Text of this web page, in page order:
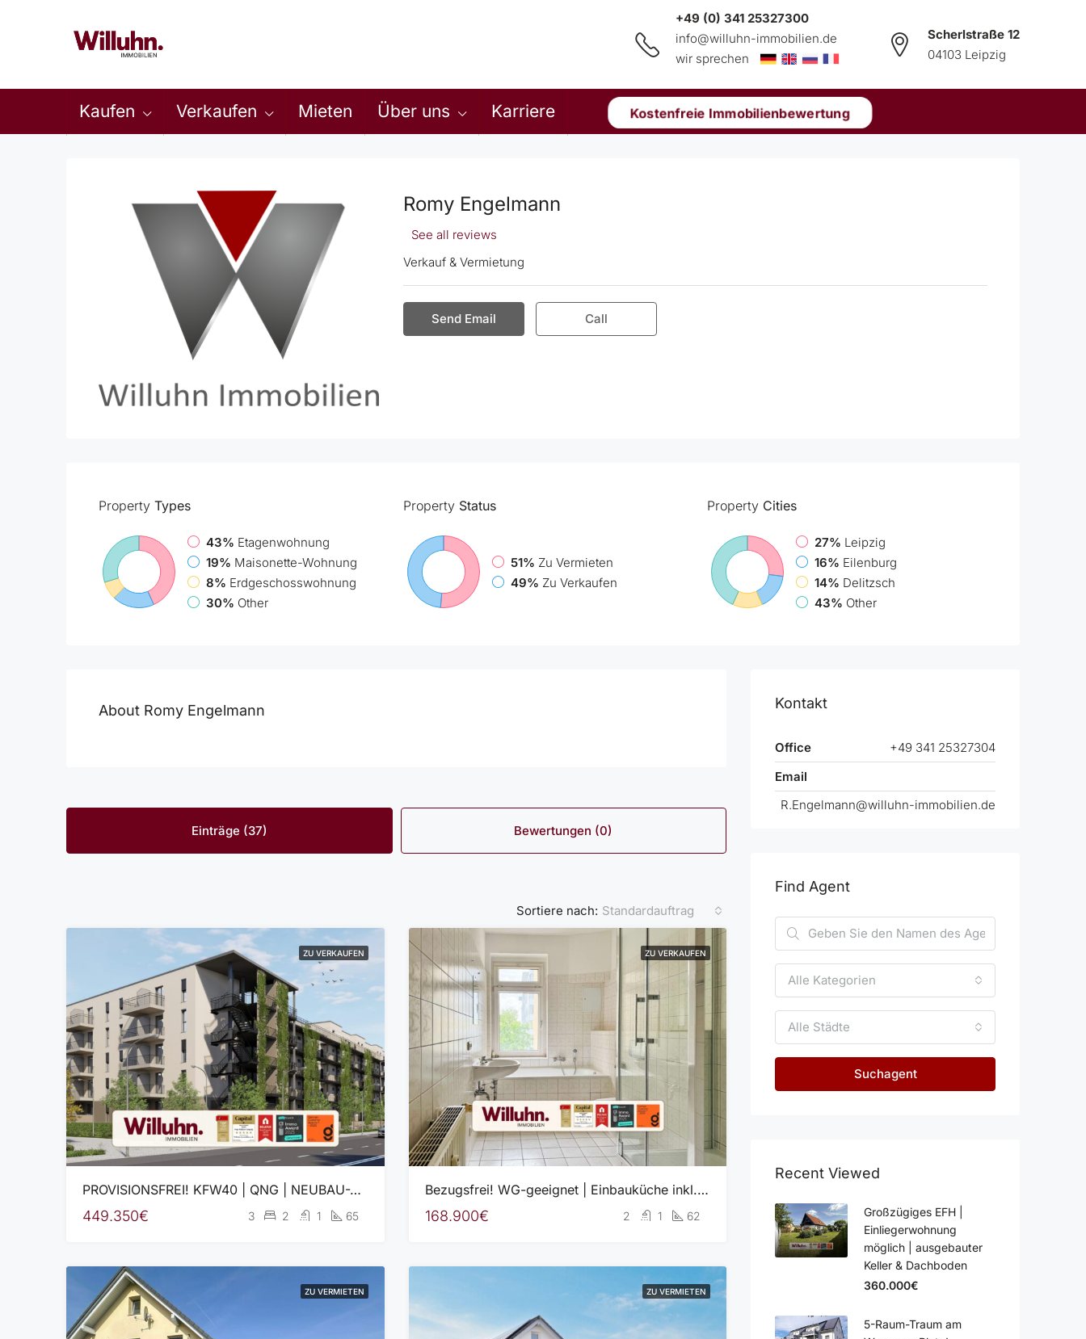
+49 (0) 341 25327300
info@willuhn-immobilien.de
wir sprechen
Scherlstraße 12
04103 Leipzig
Kaufen Verkaufen Mieten Über uns Karriere Kostenfreie Immobilienbewertung
Romy Engelmann
See all reviews
Verkauf & Vermietung
Send Email Call
Property Types
43% Etagenwohnung
19% Maisonette-Wohnung
8% Erdgeschosswohnung
30% Other
PropertyStatus
51% Zu Vermieten
49% Zu Verkaufen
Property Cities
27% Leipzig
16% Eilenburg
14% Delitzsch
43% Other
About Romy Engelmann
Einträge (37) Bewertungen (0)
Sortiere nach: Standardauftrag
ZU VERKAUFEN
PROVISIONSFREI! KFW40 | QNG | NEUBAU-Wohnung
449.350€ 3 2 1 65
ZU VERKAUFEN
Bezugsfrei! WG-geeignet | Einbauküche inkl. | Tageslichtbad | Keller
168.900€ 2 1 62
ZU VERMIETEN ZU VERMIETEN
Kontakt
Office
+49 341 25327304
Email
R.Engelmann@willuhn-immobilien.de
Find Agent
Alle Kategorien
Alle Städte
Suchagent
Recent Viewed
Großzügiges EFH |
Einliegerwohnung
möglich | ausgebauter
Keller & Dachboden
360.000€
5-Raum-Traum am